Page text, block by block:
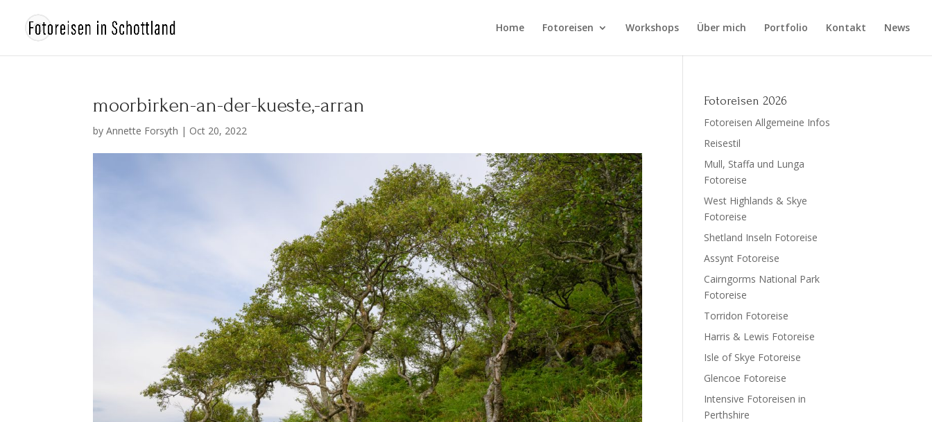
Home Fotoreisen Workshops Über mich Portfolio Kontakt News
moorbirken-an-der-kueste,-arran
byAnnette Forsyth | Oct 20, 2022
Fotoreisen 2026
Fotoreisen Allgemeine Infos
Reisestil
Mull, Staffa und Lunga
Fotoreise
West Highlands & Skye
Fotoreise
Shetland Inseln Fotoreise
Assynt Fotoreise
Cairngorms National Park
Fotoreise
Torridon Fotoreise
Harris & Lewis Fotoreise
Isle of Skye Fotoreise
Glencoe Fotoreise
Intensive Fotoreisen in
Perthshire